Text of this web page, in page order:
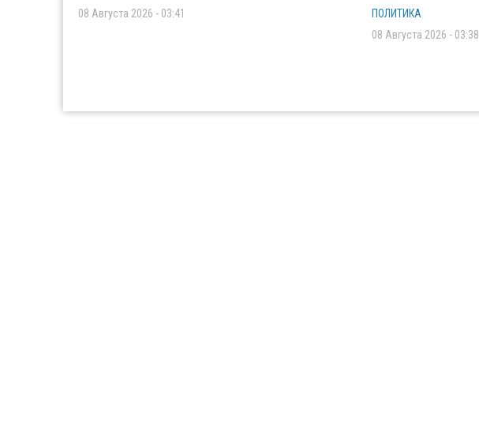
08 Августа 2026 - 03:41
ПОЛИТИКА
08 Августа 2026 - 03:38